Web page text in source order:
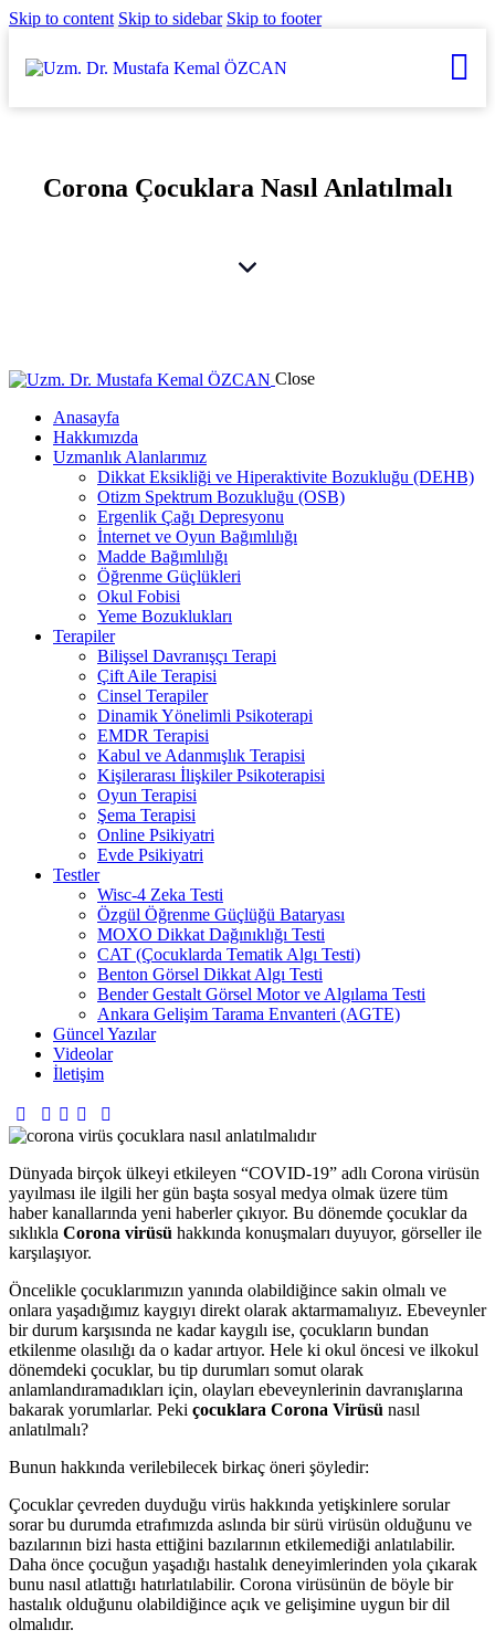
Skip to content Skip to sidebar Skip to footer
Corona Çocuklara Nasıl Anlatılmalı
Close
Anasayfa
Hakkımızda
Uzmanlık Alanlarımız
Dikkat Eksikliği ve Hiperaktivite Bozukluğu (DEHB)
Otizm Spektrum Bozukluğu (OSB)
Ergenlik Çağı Depresyonu
İnternet ve Oyun Bağımlılığı
Madde Bağımlılığı
Öğrenme Güçlükleri
Okul Fobisi
Yeme Bozuklukları
Terapiler
Bilişsel Davranışçı Terapi
Çift Aile Terapisi
Cinsel Terapiler
Dinamik Yönelimli Psikoterapi
EMDR Terapisi
Kabul ve Adanmışlık Terapisi
Kişilerarası İlişkiler Psikoterapisi
Oyun Terapisi
Şema Terapisi
Online Psikiyatri
Evde Psikiyatri
Testler
Wisc-4 Zeka Testi
Özgül Öğrenme Güçlüğü Bataryası
MOXO Dikkat Dağınıklığı Testi
CAT (Çocuklarda Tematik Algı Testi)
Benton Görsel Dikkat Algı Testi
Bender Gestalt Görsel Motor ve Algılama Testi
Ankara Gelişim Tarama Envanteri (AGTE)
Güncel Yazılar
Videolar
İletişim
Dünyada birçok ülkeyi etkileyen “COVID-19” adlı Corona virüsün
yayılması ile ilgili her gün başta sosyal medya olmak üzere tüm
haber kanallarında yeni haberler çıkıyor. Bu dönemde çocuklar da
sıklıkla Corona virüsü hakkında konuşmaları duyuyor, görseller ile
karşılaşıyor.
Öncelikle çocuklarımızın yanında olabildiğince sakin olmalı ve
onlara yaşadığımız kaygıyı direkt olarak aktarmamalıyız. Ebeveynler
bir durum karşısında ne kadar kaygılı ise, çocukların bundan
etkilenme olasılığı da o kadar artıyor. Hele ki okul öncesi ve ilkokul
dönemdeki çocuklar, bu tip durumları somut olarak
anlamlandıramadıkları için, olayları ebeveynlerinin davranışlarına
bakarak yorumlarlar. Peki çocuklara Corona Virüsü nasıl
anlatılmalı?
Bunun hakkında verilebilecek birkaç öneri şöyledir:
Çocuklar çevreden duyduğu virüs hakkında yetişkinlere sorular
sorar bu durumda etrafımızda aslında bir sürü virüsün olduğunu ve
bazılarının bizi hasta ettiğini bazılarının etkilemediği anlatılabilir.
Daha önce çocuğun yaşadığı hastalık deneyimlerinden yola çıkarak
bunu nasıl atlattığı hatırlatılabilir. Corona virüsünün de böyle bir
hastalık olduğunu olabildiğince açık ve gelişimine uygun bir dil
olmalıdır.